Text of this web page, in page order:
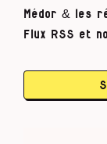
Médor & les
Flux RSS et